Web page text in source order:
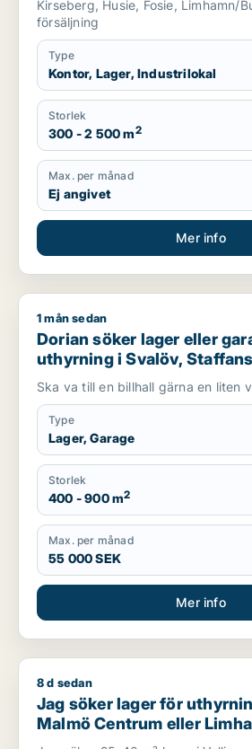
Kirseberg, Husie, Fosie, Limhamn/
försäljning
Type
Kontor, Lager, Industrilokal
Storlek
300 - 2 500 m2
Max. per månad
Ej angivet
Mer info
Dorian söker lager eller garage för
1 mån sedan
Dorian söker lager eller
uthyrning i Svalöv,
Burlöv m.fl.
Ska va till en billhall gärna en liten
Type
Lager, Garage
Storlek
400 - 900 m2
Max. per månad
55 000 SEK
Mer info
Jag söker lager för uthyrning i
8 d sedan
Jag söker lager för
Malmö Centrum eller
m.fl.